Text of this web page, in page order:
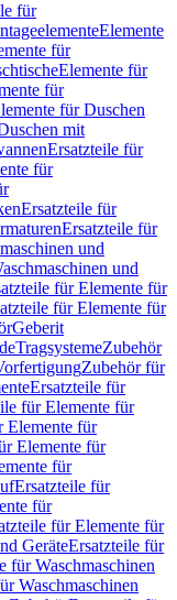
für
Elemente
für
Elemente für
für
für Duschen
mit
Ersatzteile für
für
Ersatzteile für
Ersatzteile für
und
und
für Elemente für
für Elemente für
Geberit
TragsystemeZubehör
Zubehör für
Ersatzteile für
für Elemente für
Elemente für
Elemente für
für
Ersatzteile für
für
für Elemente für
GeräteErsatzteile für
für Waschmaschinen
Waschmaschinen